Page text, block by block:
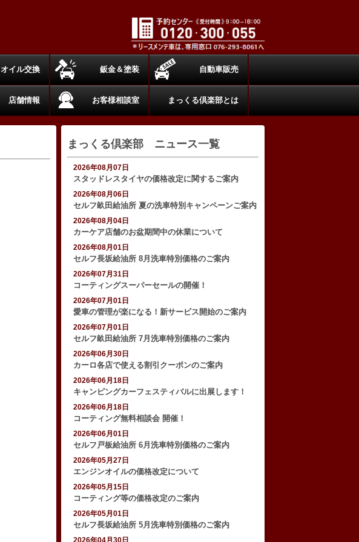
オイル交換 鈑金＆塗装 自動車販売
店舗情報 お客様相談室 まっくる倶楽部とは
まっくる倶楽部 ニュース一覧
2026年08月07日
スタッドレスタイヤの価格改定に関するご案内
2026年08月06日
セルフ畝田給油所 夏の洗車特別キャンペーンご案内
2026年08月04日
カーケア店舗のお盆期間中の休業について
2026年08月01日
セルフ長坂給油所 8月洗車特別価格のご案内
2026年07月31日
コーティングスーパーセールの開催！
2026年07月01日
愛車の管理が楽になる！新サービス開始のご案内
2026年07月01日
セルフ畝田給油所 7月洗車特別価格のご案内
2026年06月30日
カーロ各店で使える割引クーポンのご案内
2026年06月18日
キャンピングカーフェスティバルに出展します！
2026年06月18日
コーティング無料相談会 開催！
2026年06月01日
セルフ戸板給油所 6月洗車特別価格のご案内
2026年05月27日
エンジンオイルの価格改定について
2026年05月15日
コーティング等の価格改定のご案内
2026年05月01日
セルフ長坂給油所 5月洗車特別価格のご案内
2026年04月30日